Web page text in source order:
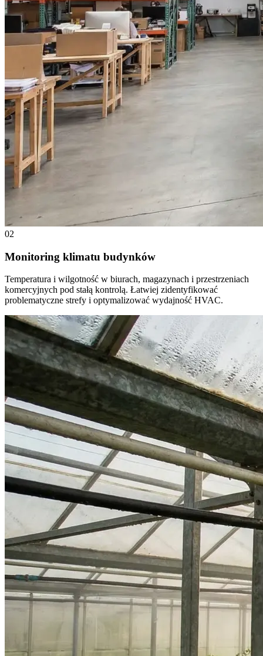
02
Monitoring klimatu budynków
Temperatura i wilgotność w biurach, magazynach i przestrzeniach
komercyjnych pod stałą kontrolą. Łatwiej zidentyfikować
problematyczne strefy i optymalizować wydajność HVAC.